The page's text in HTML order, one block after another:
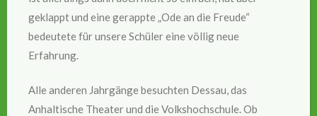
geklappt und eine gerappte „Ode an die Freude“
bedeutete für unsere Schüler eine völlig neue
Erfahrung.
Alle anderen Jahrgänge besuchten Dessau, das
Anhaltische Theater und die Volkshochschule. Ob